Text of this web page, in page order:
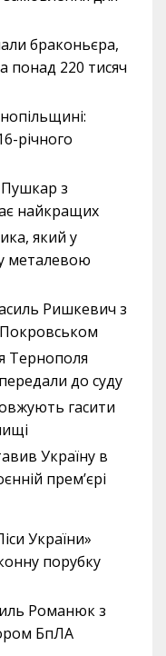
браконьєра,
понад 220 тисяч
річного
з
найкращих
який у
металевою
Ришкевич з
Тернополя
до суду
гасити
Україну в
прем’єрі
України»
порубку
Романюк з
БпЛА